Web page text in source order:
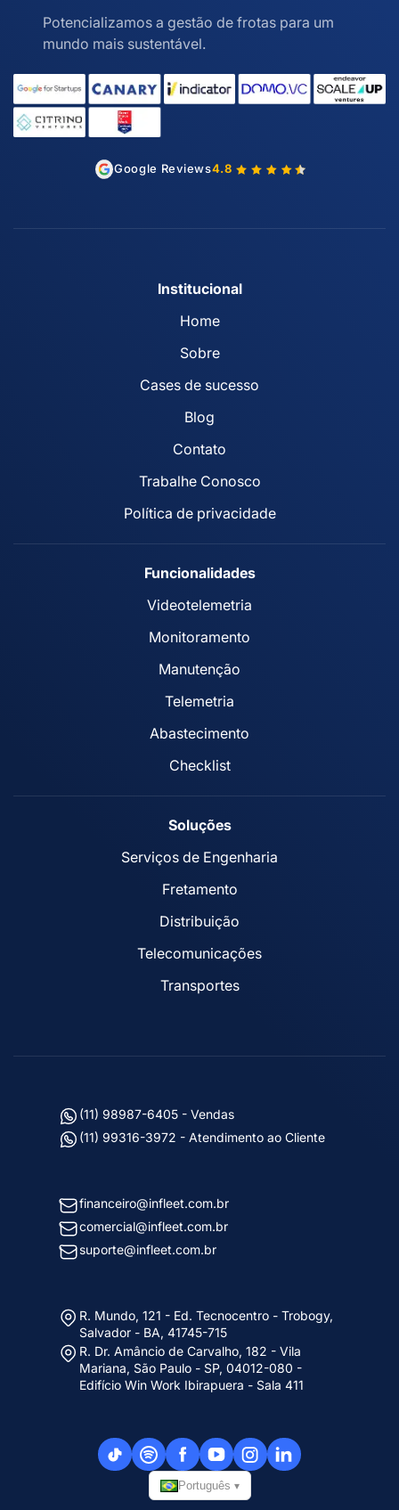
Potencializamos a gestão de frotas para um
mundo mais sustentável.
Google Reviews4.8
Institucional
Home
Sobre
Cases de sucesso
Blog
Contato
Trabalhe Conosco
Política de privacidade
Funcionalidades
Videotelemetria
Monitoramento
Manutenção
Telemetria
Abastecimento
Checklist
Soluções
Serviços de Engenharia
Fretamento
Distribuição
Telecomunicações
Transportes
(11) 98987-6405 - Vendas
(11) 99316-3972 - Atendimento ao Cliente
financeiro@infleet.com.br
comercial@infleet.com.br
suporte@infleet.com.br
R. Mundo, 121 - Ed. Tecnocentro - Trobogy,
Salvador - BA, 41745-715
R. Dr. Amâncio de Carvalho, 182 - Vila
Mariana, São Paulo - SP, 04012-080 -
Edifício Win Work Ibirapuera - Sala 411
Português ▾